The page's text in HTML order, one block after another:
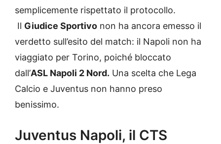
semplicemente rispettato il protocollo.
Il Giudice Sportivo non ha ancora emesso il
verdetto sull’esito del match: il Napoli non ha
viaggiato per Torino, poiché bloccato
dall’ASL Napoli 2 Nord. Una scelta che Lega
Calcio e Juventus non hanno preso
benissimo.
Juventus Napoli, il CTS